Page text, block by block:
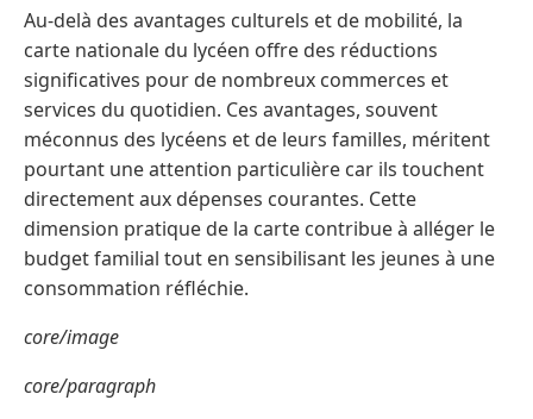
Au-delà des avantages culturels et de mobilité, la
carte nationale du lycéen offre des réductions
significatives pour de nombreux commerces et
services du quotidien. Ces avantages, souvent
méconnus des lycéens et de leurs familles, méritent
pourtant une attention particulière car ils touchent
directement aux dépenses courantes. Cette
dimension pratique de la carte contribue à alléger le
budget familial tout en sensibilisant les jeunes à une
consommation réfléchie.
core/image
core/paragraph